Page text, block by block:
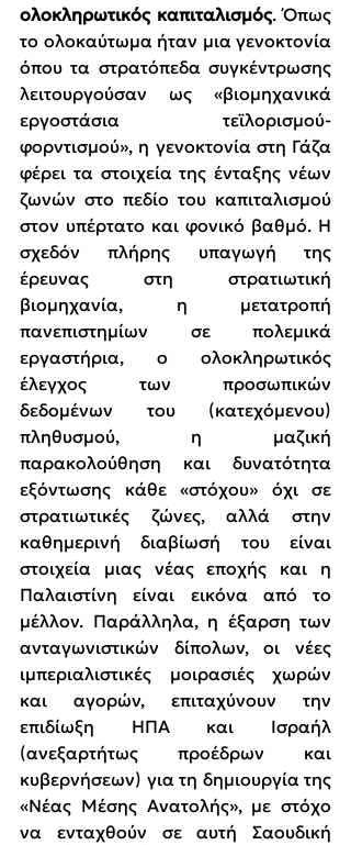
ολοκληρωτικός καπιταλισμός. Όπως
το ολοκαύτωμα ήταν μια γενοκτονία
όπου τα στρατόπεδα συγκέντρωσης
λειτουργούσαν ως «βιομηχανικά
εργοστάσια τεϊλορισμού-
φορντισμού», η γενοκτονία στη Γάζα
φέρει τα στοιχεία της ένταξης νέων
ζωνών στο πεδίο του καπιταλισμού
στον υπέρτατο και φονικό βαθμό. Η
σχεδόν πλήρης υπαγωγή της
έρευνας στη στρατιωτική
βιομηχανία, η μετατροπή
πανεπιστημίων σε πολεμικά
εργαστήρια, ο ολοκληρωτικός
έλεγχος των προσωπικών
δεδομένων του (κατεχόμενου)
πληθυσμού, η μαζική
παρακολούθηση και δυνατότητα
εξόντωσης κάθε «στόχου» όχι σε
στρατιωτικές ζώνες, αλλά στην
καθημερινή διαβίωσή του είναι
στοιχεία μιας νέας εποχής και η
Παλαιστίνη είναι εικόνα από το
μέλλον. Παράλληλα, η έξαρση των
ανταγωνιστικών δίπολων, οι νέες
ιμπεριαλιστικές μοιρασιές χωρών
και αγορών, επιταχύνουν την
επιδίωξη ΗΠΑ και Ισραήλ
(ανεξαρτήτως προέδρων και
κυβερνήσεων) για τη δημιουργία της
«Νέας Μέσης Ανατολής», με στόχο
να ενταχθούν σε αυτή Σαουδική